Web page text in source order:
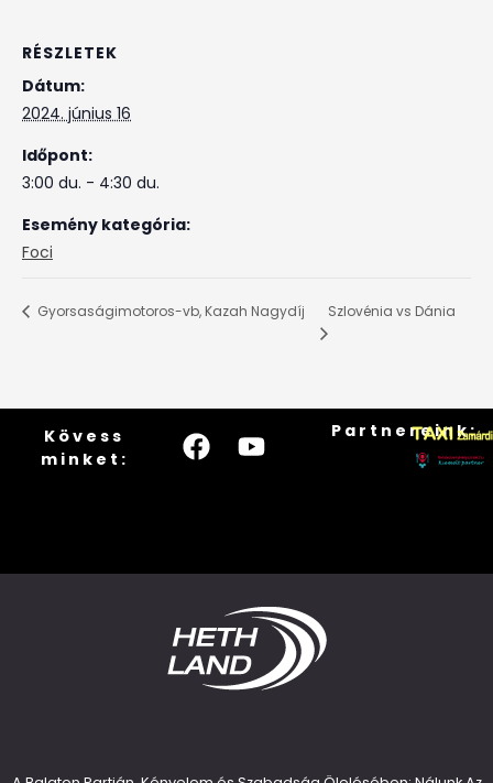
RÉSZLETEK
Dátum:
2024. június 16
Időpont:
3:00 du. - 4:30 du.
Esemény kategória:
Foci
Gyorsaságimotoros-vb, Kazah Nagydíj Szlovénia vs Dánia
Kövess
minket:
Partnereink: